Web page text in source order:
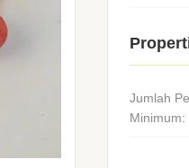
Jumlah
Minimum: